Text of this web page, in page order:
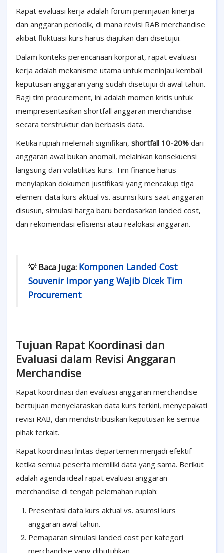
Rapat evaluasi kerja adalah forum peninjauan kinerja
dan anggaran periodik, di mana revisi RAB merchandise
akibat fluktuasi kurs harus diajukan dan disetujui.
Dalam konteks perencanaan korporat, rapat evaluasi
kerja adalah mekanisme utama untuk meninjau kembali
keputusan anggaran yang sudah disetujui di awal tahun.
Bagi tim procurement, ini adalah momen kritis untuk
mempresentasikan shortfall anggaran merchandise
secara terstruktur dan berbasis data.
Ketika rupiah melemah signifikan, shortfall 10-20% dari
anggaran awal bukan anomali, melainkan konsekuensi
langsung dari volatilitas kurs. Tim finance harus
menyiapkan dokumen justifikasi yang mencakup tiga
elemen: data kurs aktual vs. asumsi kurs saat anggaran
disusun, simulasi harga baru berdasarkan landed cost,
dan rekomendasi efisiensi atau realokasi anggaran.
💡 Baca Juga: Komponen Landed Cost
Souvenir Impor yang Wajib Dicek Tim
Procurement
Tujuan Rapat Koordinasi dan
Evaluasi dalam Revisi Anggaran
Merchandise
Rapat koordinasi dan evaluasi anggaran merchandise
bertujuan menyelaraskan data kurs terkini, menyepakati
revisi RAB, dan mendistribusikan keputusan ke semua
pihak terkait.
Rapat koordinasi lintas departemen menjadi efektif
ketika semua peserta memiliki data yang sama. Berikut
adalah agenda ideal rapat evaluasi anggaran
merchandise di tengah pelemahan rupiah:
Presentasi data kurs aktual vs. asumsi kurs
anggaran awal tahun.
Pemaparan simulasi landed cost per kategori
merchandise yang dibutuhkan.